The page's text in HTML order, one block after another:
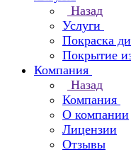
Назад
Услуги
Покраска
Покрытие
Компания
Назад
Компания
О компании
Лицензии
Отзывы